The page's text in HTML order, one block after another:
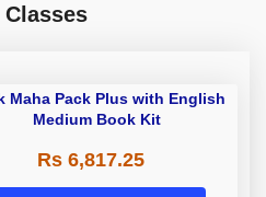
Maha Pack Plus with English
Medium Book Kit
Rs 6,817.25